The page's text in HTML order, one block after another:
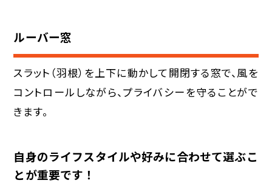
ルーバー窓
スラット（羽根）を上下に動かして開閉する窓で、風を
コントロールしながら、プライバシーを守ることがで
きます。
自身のライフスタイルや好みに合わせて選ぶこ
とが重要です！